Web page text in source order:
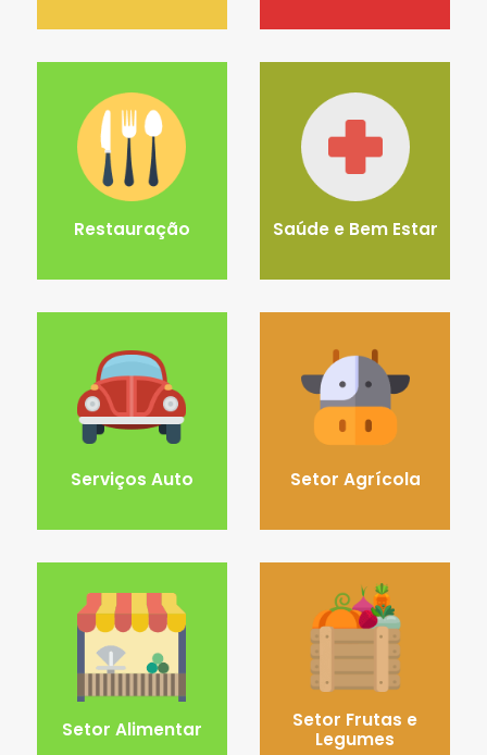
Restauração Saúde e Bem Estar
Serviços Auto Setor Agrícola
Setor Alimentar
Setor Frutas e
Legumes